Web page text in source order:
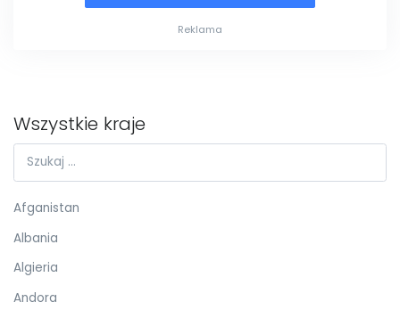
Reklama
Wszystkie kraje
Afganistan
Albania
Algieria
Andora